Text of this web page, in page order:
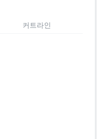
커트라인